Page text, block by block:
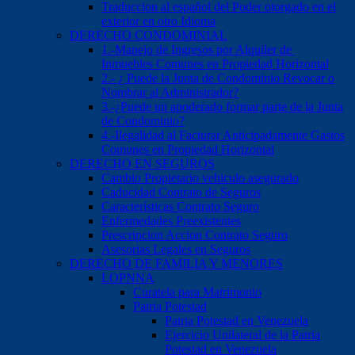
Traduccion al español del Poder otorgado en el
exterior en otro Idioma
DERECHO CONDOMINIAL
1.-Manejo de Ingresos por Alquiler de
Inmuebles Comunes en Propiedad Horizontal
2.- ¿ Puede la Junta de Condominio Revocar o
Nombrar al Administrador?
3.-¿Puede un apoderado formar parte de la Junta
de Condominio?
4.-Ilegalidad al Facturar Anticipadamente Gastos
Comunes en Propiedad Horizontal
DERECHO EN SEGUROS
Cambio Propietario vehiculo asegurado
Caducidad Contrato de Seguros
Características Contrato Seguro
Enfermedades Preexistentes
Prescripcion Accion Contrato Seguro
Asesorias Legales en Seguros
DERECHO DE FAMILIA Y MENORES
LOPNNA
Curatela para Matrimonio
Patria Potestad
Patria Potestad en Venezuela
Ejercicio Unilateral de la Patria
Potestad en Venezuela